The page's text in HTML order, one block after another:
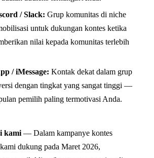
/ Slack: Grup komunitas di niche
untuk dukungan kontes ketika
nilai kepada komunitas terlebih
/ iMessage: Kontak dekat dalam grup
dengan tingkat yang sangat tinggi —
pemilih paling termotivasi Anda.
kami — Dalam kampanye kontes
dukung pada Maret 2026,